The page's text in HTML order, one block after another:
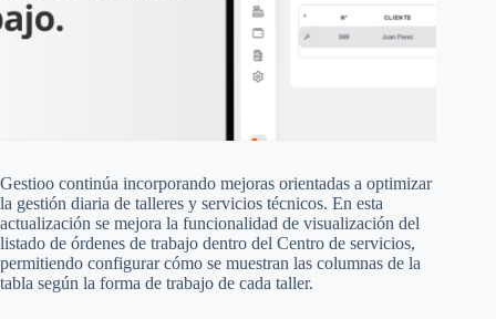
Gestioo continúa incorporando mejoras orientadas a optimizar
la gestión diaria de talleres y servicios técnicos. En esta
actualización se mejora la funcionalidad de visualización del
listado de órdenes de trabajo dentro del Centro de servicios,
permitiendo configurar cómo se muestran las columnas de la
tabla según la forma de trabajo de cada taller.